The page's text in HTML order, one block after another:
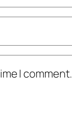
I comment.